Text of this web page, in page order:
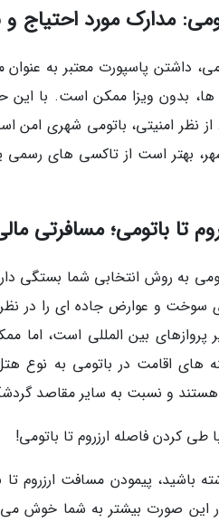
مدارک مورد احتیاج
داشتن پاسپورت معتبر به
ها، بدون ویزا ممکن است. با
از نظر امنیتی، باتومی شهری
بهتر است از تاکسی های
تا باتومی؛ مسافرتی
به روش انتخابی شما بستگی
سوخت و عوارض جاده ای را در
پروازهای بین المللی است،
های اقامت در باتومی به نوع
و نسبت به سایر مقاصد
کردن فاصله ارزروم تا باتومی!
باشید، پیمودن مسافت
صورت بیشتر به شما خوش می